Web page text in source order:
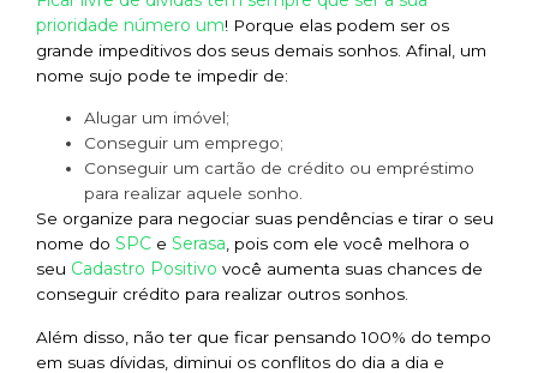
prioridade número um! Porque elas podem ser os
grande impeditivos dos seus demais sonhos. Afinal, um
nome sujo pode te impedir de:
Alugar um imóvel;
Conseguir um emprego;
Conseguir um cartão de crédito ou empréstimo
para realizar aquele sonho.
Se organize para negociar suas pendências e tirar o seu
nome do SPC e Serasa, pois com ele você melhora o
seu Cadastro Positivo você aumenta suas chances de
conseguir crédito para realizar outros sonhos.
Além disso, não ter que ficar pensando 100% do tempo
em suas dívidas, diminui os conflitos do dia a dia e